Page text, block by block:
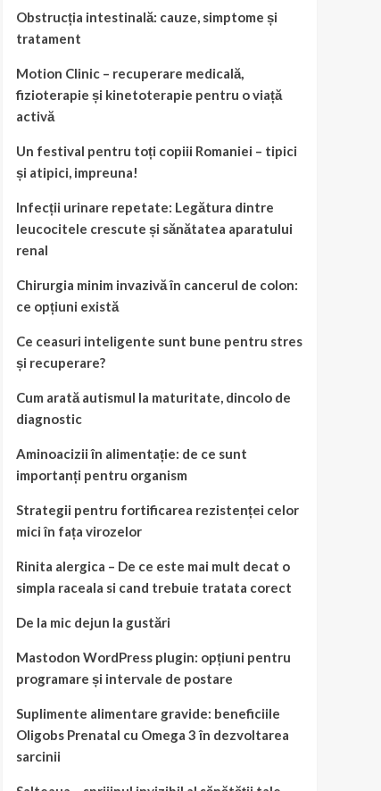
Obstrucția intestinală: cauze, simptome și
tratament
Motion Clinic – recuperare medicală,
fizioterapie și kinetoterapie pentru o viață
activă
Un festival pentru toți copiii Romaniei – tipici
și atipici, impreuna!
Infecții urinare repetate: Legătura dintre
leucocitele crescute și sănătatea aparatului
renal
Chirurgia minim invazivă în cancerul de colon:
ce opțiuni există
Ce ceasuri inteligente sunt bune pentru stres
și recuperare?
Cum arată autismul la maturitate, dincolo de
diagnostic
Aminoacizii în alimentație: de ce sunt
importanți pentru organism
Strategii pentru fortificarea rezistenței celor
mici în fața virozelor
Rinita alergica – De ce este mai mult decat o
simpla raceala si cand trebuie tratata corect
De la mic dejun la gustări
Mastodon WordPress plugin: opțiuni pentru
programare și intervale de postare
Suplimente alimentare gravide: beneficiile
Oligobs Prenatal cu Omega 3 în dezvoltarea
sarcinii